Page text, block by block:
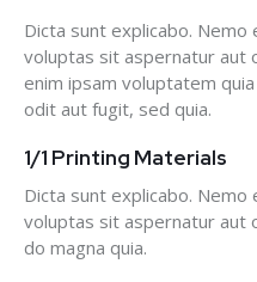
Dicta sunt explicabo.
voluptas sit aspernatur aut
enim ipsam voluptatem
odit aut fugit, sed quia.
1/1 Printing Materials
Dicta sunt explicabo.
voluptas sit aspernatur aut
do magna quia.